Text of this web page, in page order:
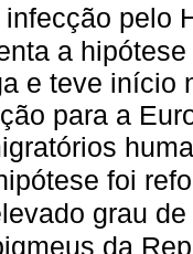
pelo
a
e teve início
para a
foi
grau
da